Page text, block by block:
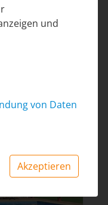
und
von Daten
Akzeptieren